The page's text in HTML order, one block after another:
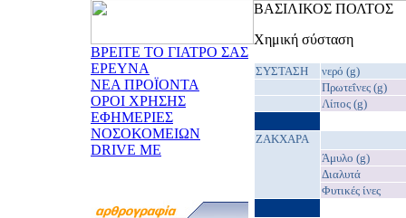
ΒΡΕΙΤΕ ΤΟ ΓΙΑΤΡΟ ΣΑΣ
ΕΡΕΥΝΑ
ΝΕΑ ΠΡΟΪΟΝΤΑ
ΟΡΟΙ ΧΡΗΣΗΣ
ΕΦΗΜΕΡΙΕΣ
ΝΟΣΟΚΟΜΕΙΩΝ
DRIVE ME
ΒΑΣΙΛΙΚΟΣ ΠΟΛΤΟΣ
Χημική σύσταση
ΣΥΣΤΑΣΗ
νερό (g)
Πρωτεΐνες (g)
Λίπος (g)
ΖΑΚΧΑΡΑ
Άμυλο (g)
Διαλυτά
Φυτικές ίνες